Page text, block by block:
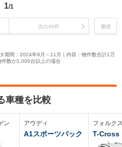
1/1
次の30件 最後
期間：2024年9月～11月｜内容：物件数合計1万
数が1,000台以上の場合
車種を比較
ン アウディ
A1スポーツバック
フォルク
T-Cross